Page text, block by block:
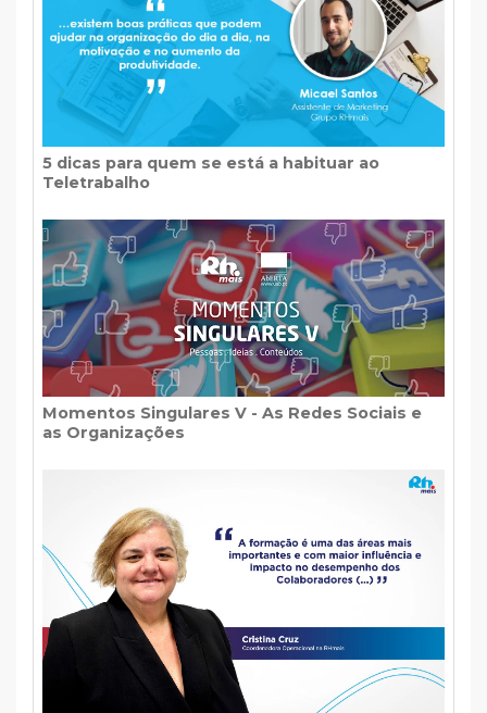
5 dicas para quem se está a habituar ao
Teletrabalho
Momentos Singulares V - As Redes Sociais e
as Organizações